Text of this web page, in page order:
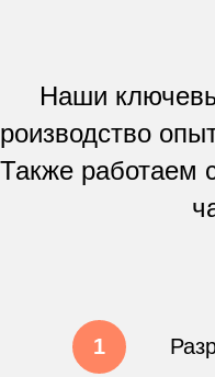
Наши
Также работаем